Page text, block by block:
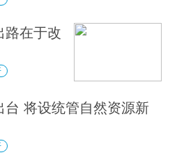
路在于改
将设统管自然资源新